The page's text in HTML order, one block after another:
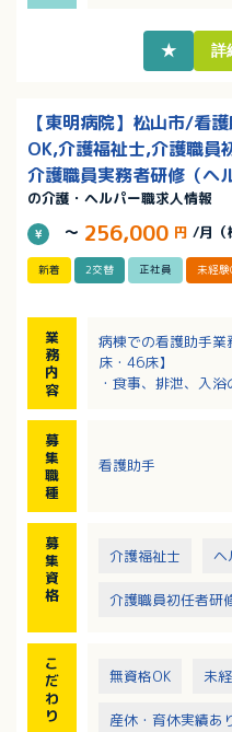
★ 詳
【東明病院】松山市/看
OK,介護福祉士,介護職員
介護職員実務者研修（ヘ
の介護・ヘルパー職求人情報
～ 256,000 円 /月（
新着 2交替 正社員 未経験
業
務
内
容
病棟での看護助手
床・46床】
・食事、排泄、入
募
集
職
種
看護助手
募
集
資
格
介護福祉士 ヘ
介護職員初任者研
こ
だ
わ
り
無資格OK 未
産休・育休実績あ